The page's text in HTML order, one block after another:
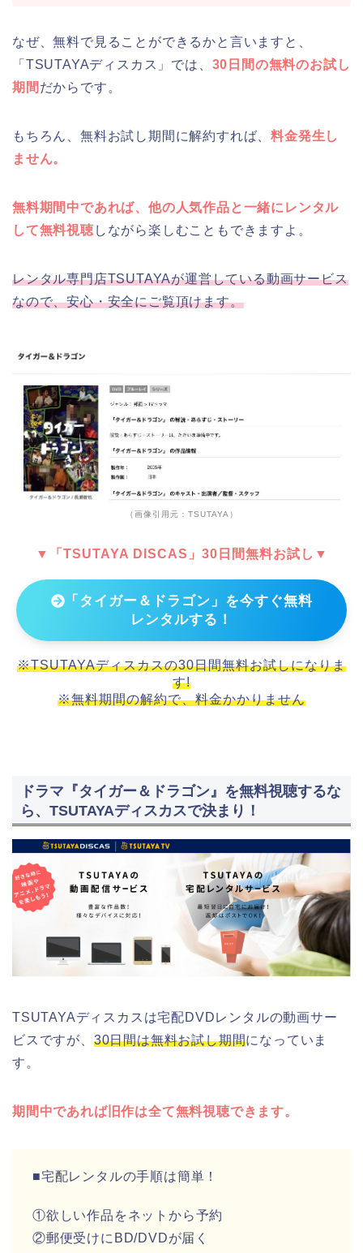
なぜ、無料で見ることができるかと言いますと、
「TSUTAYAディスカス」では、 30日間の無料のお試し
期間 だからです。
もちろん、無料お試し期間に解約すれば、料金発生し
ません。
無料期間中であれば、他の人気作品と一緒にレンタル
して無料視聴 しながら楽しむこともできますよ。
レンタル専門店TSUTAYAが運営している動画サービス
なので、安心・安全にご覧頂けます。
（画像引用元：TSUTAYA）
▼「TSUTAYA DISCAS」30日間無料お試し▼
「タイガー＆ドラゴン」を今すぐ無料
レンタルする！
※TSUTAYAディスカスの30日間無料お試しになりま
す!
※無料期間の解約で、料金かかりません
ドラマ『タイガー＆ドラゴン』を無料視聴するな
ら、TSUTAYAディスカスで決まり！
TSUTAYAディスカスは宅配DVDレンタルの動画サー
ビスですが、 30日間は無料お試し期間になっていま
す。
期間中であれば旧作は全て無料視聴できます。
■宅配レンタルの手順は簡単！
①欲しい作品をネットから予約
②郵便受けにBD/DVDが届く